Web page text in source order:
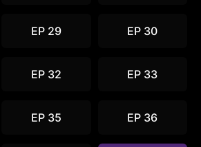
EP 29 EP 30
EP 32 EP 33
EP 35 EP 36